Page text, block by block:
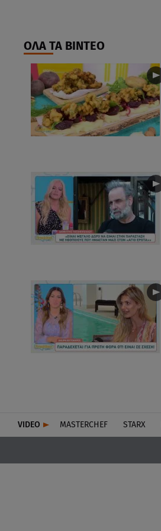
ΟΛΑ ΤΑ ΒΙΝΤΕΟ
VIDEO MASTERCHEF STARX